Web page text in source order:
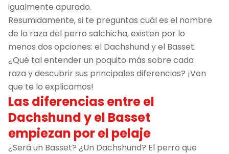
igualmente apurado.
Resumidamente, si te preguntas cuál es el nombre
de la raza del perro salchicha, existen por lo
menos dos opciones: el Dachshund y el Basset.
¿Qué tal entender un poquito más sobre cada
raza y descubrir sus principales diferencias? ¡Ven
que te lo explicamos!
Las diferencias entre el
Dachshund y el Basset
empiezan por el pelaje
¿Será un Basset? ¿Un Dachshund? El perro que